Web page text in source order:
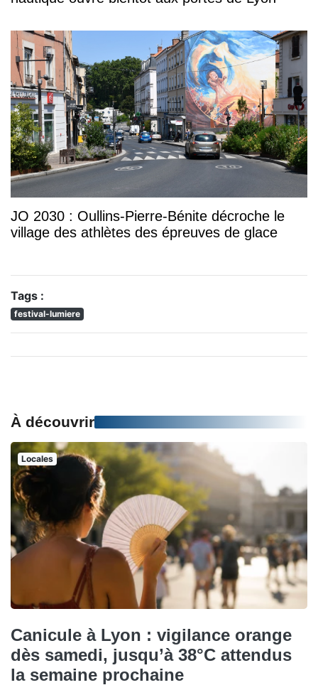
JO 2030 : Oullins-Pierre-Bénite décroche le
village des athlètes des épreuves de glace
Tags :
festival-lumiere
À découvrir
Locales
Canicule à Lyon : vigilance orange
dès samedi, jusqu’à 38°C attendus
la semaine prochaine